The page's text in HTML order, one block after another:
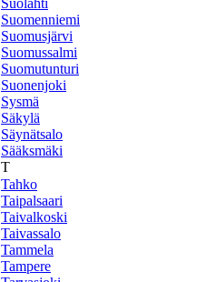
Suolahti
Suomenniemi
Suomusjärvi
Suomussalmi
Suomutunturi
Suonenjoki
Sysmä
Säkylä
Säynätsalo
Sääksmäki
T
Tahko
Taipalsaari
Taivalkoski
Taivassalo
Tammela
Tampere